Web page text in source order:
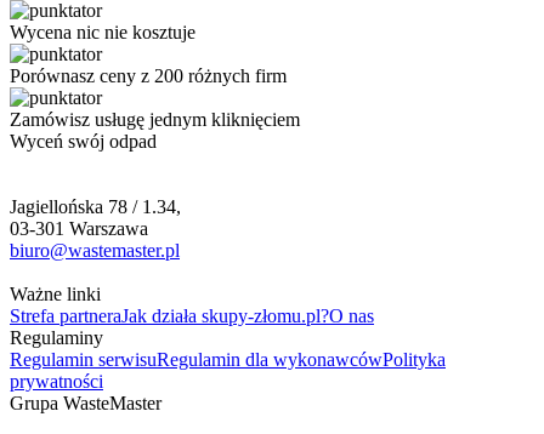
Wycena nic nie kosztuje
Porównasz ceny z 200 różnych firm
Zamówisz usługę jednym kliknięciem
Wyceń swój odpad
Jagiellońska 78 / 1.34,
03-301 Warszawa
biuro@wastemaster.pl
Ważne linki
Strefa partneraJak działa skupy-złomu.pl?O nas
Regulaminy
Regulamin serwisuRegulamin dla wykonawcówPolityka
prywatności
Grupa WasteMaster